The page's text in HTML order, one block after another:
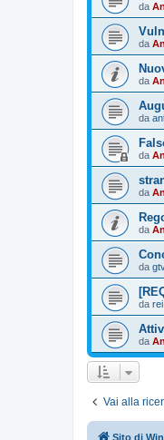
da
da
da
da
da
da
da
da
da
da
Vai alla
Sito di